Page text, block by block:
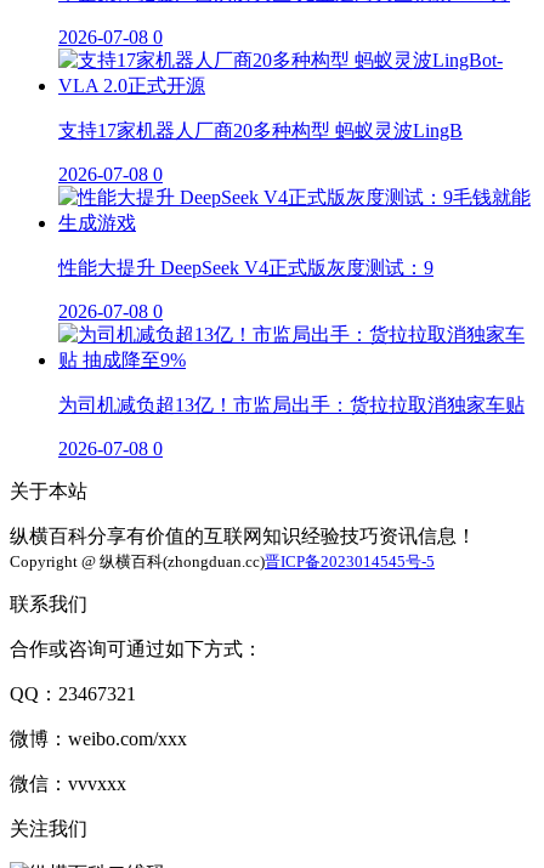
2026-07-08 0
支持17家机器人厂商20多种构型 蚂蚁灵波LingB
2026-07-08 0
性能大提升 DeepSeek V4正式版灰度测试：9
2026-07-08 0
为司机减负超13亿！市监局出手：货拉拉取消独家车贴
2026-07-08 0
关于本站
纵横百科分享有价值的互联网知识经验技巧资讯信息！
Copyright @ 纵横百科(zhongduan.cc)晋ICP备2023014545号-5
联系我们
合作或咨询可通过如下方式：
QQ：23467321
微博：weibo.com/xxx
微信：vvvxxx
关注我们